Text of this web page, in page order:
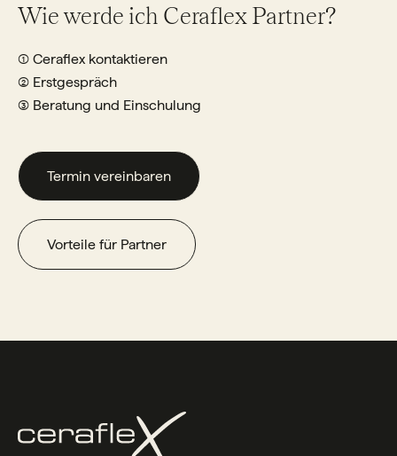
Wie werde ich Ceraflex Partner?
① Ceraflex kontaktieren
② Erstgespräch
③ Beratung und Einschulung
Termin vereinbaren
Vorteile für Partner